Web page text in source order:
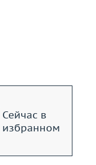
Сейчас в
избранном